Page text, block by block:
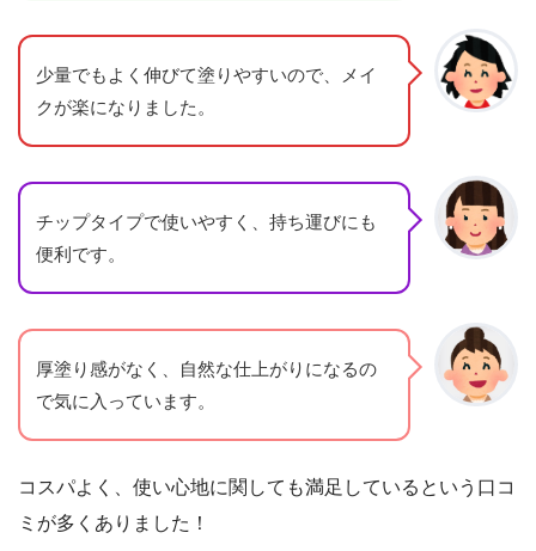
少量でもよく伸びて塗りやすいので、メイ
クが楽になりました。
チップタイプで使いやすく、持ち運びにも
便利です。
厚塗り感がなく、自然な仕上がりになるの
で気に入っています。
コスパよく、使い心地に関しても満足しているという口コ
ミが多くありました！